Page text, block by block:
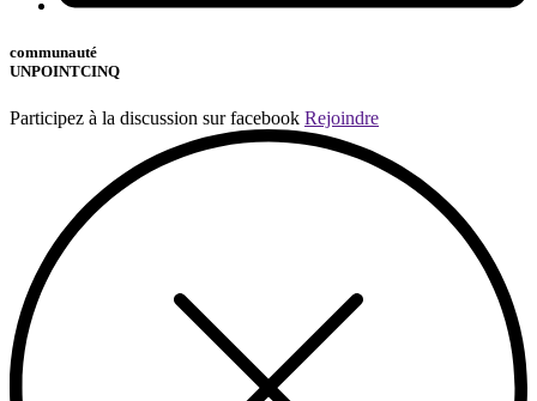
communauté
UNPOINTCINQ
Participez à la discussion sur facebook Rejoindre